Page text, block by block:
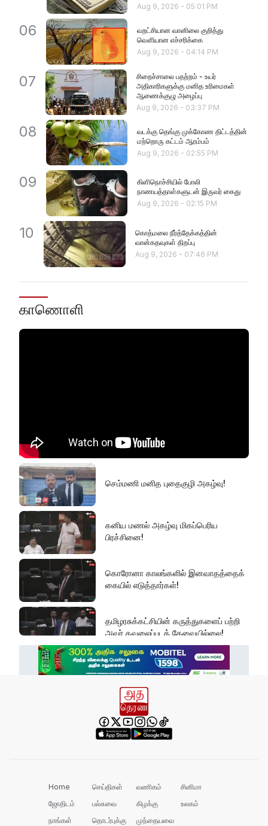
Aug 9, 2026 - 05:01 PM
06
வறட்சியான வானிலை குறித்து
வௌியான எச்சரிக்கை
Aug 9, 2026 - 04:14 PM
07
சிறைச்சாலை பதற்றம் - உயர்
அதிகாரிகளுக்கு மனித உரிமைகள்
ஆணைக்குழு அழைப்பு
Aug 9, 2026 - 03:37 PM
08
வடக்கு தெங்கு முக்கோண திட்டத்தின்
மற்றொரு கட்டம் ஆரம்பம்
Aug 9, 2026 - 02:55 PM
09
கிளிநொச்சியில் போலி
நாணயத்தாள்களுடன் இருவர் கைது
Aug 9, 2026 - 02:15 PM
10
கொத்மலை நீர்த்தேக்கத்தின்
வான்கதவுகள் திறப்பு
Aug 9, 2026 - 07:46 PM
காணொளி
செம்மணி மனித புதைகுழி அகழ்வு!
கனிய மணல் அகழ்வு மிகப்பெரிய
பிரச்சினை!
கொரோனா காலங்களில் இனவாதத்தைக்
கையில் எடுத்தார்கள்!
தமிழரசுக்கட்சியின் கருத்துகளைப் பற்றி
அவர் கவலைப்படத் தேவையில்லை!
இது அதனுடன் சம்பந்தப்பட்ட கேள்விதான்
பல மாணவர்களின் எதிர்காலம்
நாசமாகிறது!
தீண்டாமையாகும்!
தமிழர் பகுதிகளில் ஏன் இவ்வாறு
Home செய்திகள் வணிகம்
சினிமா
ஜோதிடம்
பல்சுவை கிழக்கு
உலகம்
நாங்கள்
தொடர்புக்கு முந்தையவை